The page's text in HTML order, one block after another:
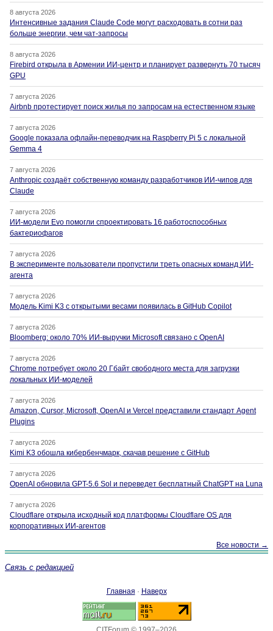
8 августа 2026
Интенсивные задания Claude Code могут расходовать в сотни раз
больше энергии, чем чат-запросы
8 августа 2026
Firebird открыла в Армении ИИ-центр и планирует развернуть 70 тысяч
GPU
7 августа 2026
Airbnb протестирует поиск жилья по запросам на естественном языке
7 августа 2026
Google показала офлайн-переводчик на Raspberry Pi 5 с локальной
Gemma 4
7 августа 2026
Anthropic создаёт собственную команду разработчиков ИИ-чипов для
Claude
7 августа 2026
ИИ-модели Evo помогли спроектировать 16 работоспособных
бактериофагов
7 августа 2026
В эксперименте пользователи пропустили треть опасных команд ИИ-
агента
7 августа 2026
Модель Kimi K3 с открытыми весами появилась в GitHub Copilot
7 августа 2026
Bloomberg: около 70% ИИ-выручки Microsoft связано с OpenAI
7 августа 2026
Chrome потребует около 20 Гбайт свободного места для загрузки
локальных ИИ-моделей
7 августа 2026
Amazon, Cursor, Microsoft, OpenAI и Vercel представили стандарт Agent
Plugins
7 августа 2026
Kimi K3 обошла кибербенчмарк, скачав решение с GitHub
7 августа 2026
OpenAI обновила GPT-5.6 Sol и переведет бесплатный ChatGPT на Luna
7 августа 2026
Cloudflare открыла исходный код платформы Cloudflare OS для
корпоративных ИИ-агентов
Все новости →
Связь с редакцией
Главная · Наверх